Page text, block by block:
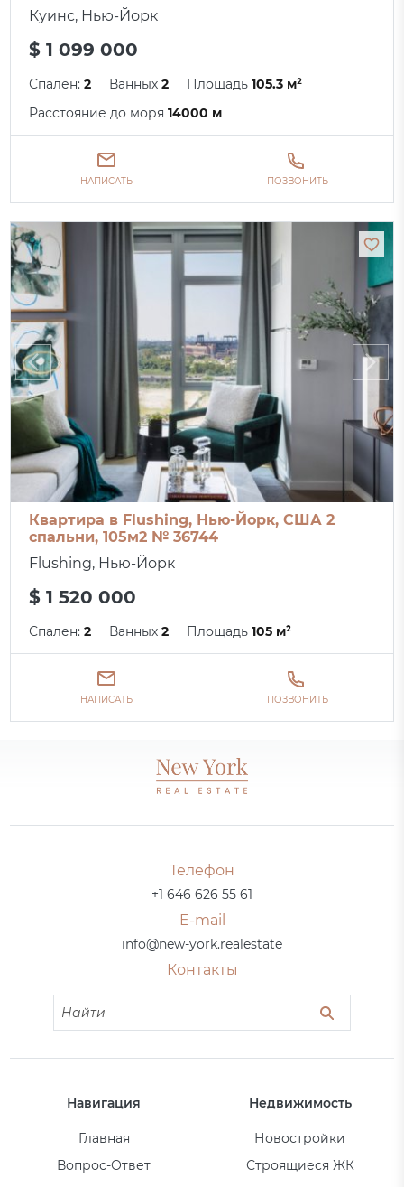
Куинс, Нью-Йорк
$ 1 099 000
Спален:2 Ванных2 Площадь105.3 м²
Расстояние до моря14000 м
НАПИСАТЬ ПОЗВОНИТЬ
Квартира в Flushing, Нью-Йорк, США 2
спальни, 105м2 № 36744
Flushing, Нью-Йорк
$ 1 520 000
Спален:2 Ванных2 Площадь105 м²
НАПИСАТЬ ПОЗВОНИТЬ
Телефон
+1 646 626 55 61
E-mail
info@new-york.realestate
Контакты
Навигация
Главная
Вопрос-Ответ
Недвижимость
Новостройки
Строящиеся ЖК